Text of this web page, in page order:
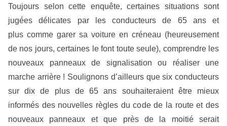
Toujours selon cette enquête, certaines situations sont
jugées délicates par les conducteurs de 65 ans et
plus comme garer sa voiture en créneau (heureusement
de nos jours, certaines le font toute seule), comprendre les
nouveaux panneaux de signalisation ou réaliser une
marche arrière ! Soulignons d’ailleurs que six conducteurs
sur dix de plus de 65 ans souhaiteraient être mieux
informés des nouvelles règles du code de la route et des
nouveaux panneaux et que près de la moitié serait